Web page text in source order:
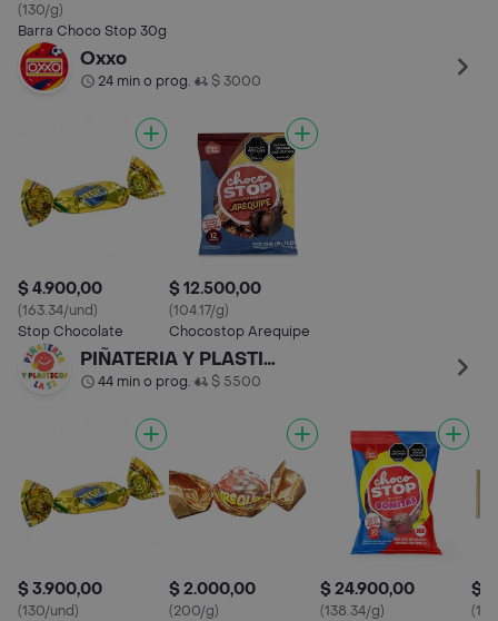
(130/g)
Barra Choco Stop 30g
Oxxo
24 min o prog.• $ 3000
$ 4.900,00
(163.34/und)
Stop Chocolate
$ 12.500,00
(104.17/g)
Chocostop Arequipe
PIÑATERIA Y PLASTICOS LA 52
44 min o prog.• $ 5500
$ 3.900,00
(130/und)
$ 2.000,00
(200/g)
$ 24.900,00
(138.34/g)
$